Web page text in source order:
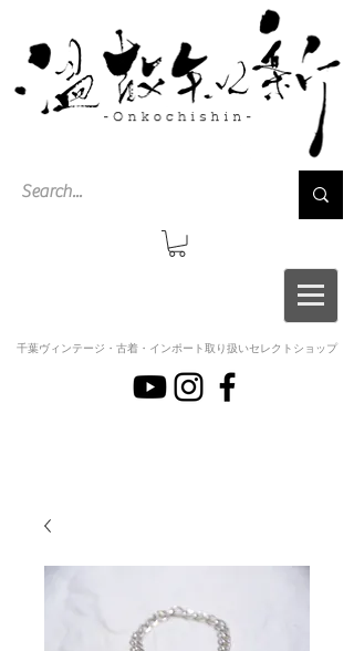
千葉ヴィンテージ・古着・インポート取り扱いセレクトショップ